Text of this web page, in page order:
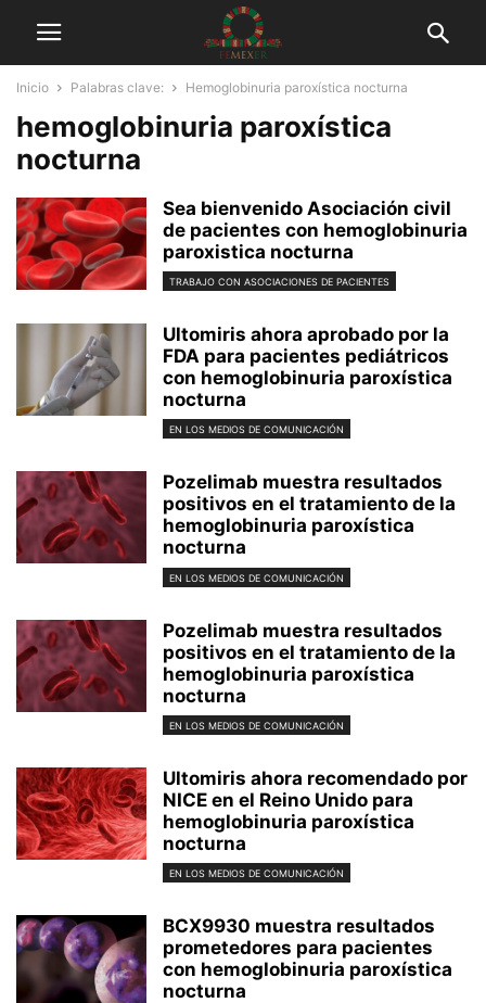
Inicio Palabras clave: Hemoglobinuria paroxística nocturna
hemoglobinuria paroxística
nocturna
Sea bienvenido Asociación civil
de pacientes con hemoglobinuria
paroxistica nocturna
TRABAJO CON ASOCIACIONES DE PACIENTES
Ultomiris ahora aprobado por la
FDA para pacientes pediátricos
con hemoglobinuria paroxística
nocturna
EN LOS MEDIOS DE COMUNICACIÓN
Pozelimab muestra resultados
positivos en el tratamiento de la
hemoglobinuria paroxística
nocturna
EN LOS MEDIOS DE COMUNICACIÓN
Pozelimab muestra resultados
positivos en el tratamiento de la
hemoglobinuria paroxística
nocturna
EN LOS MEDIOS DE COMUNICACIÓN
Ultomiris ahora recomendado por
NICE en el Reino Unido para
hemoglobinuria paroxística
nocturna
EN LOS MEDIOS DE COMUNICACIÓN
BCX9930 muestra resultados
prometedores para pacientes
con hemoglobinuria paroxística
nocturna